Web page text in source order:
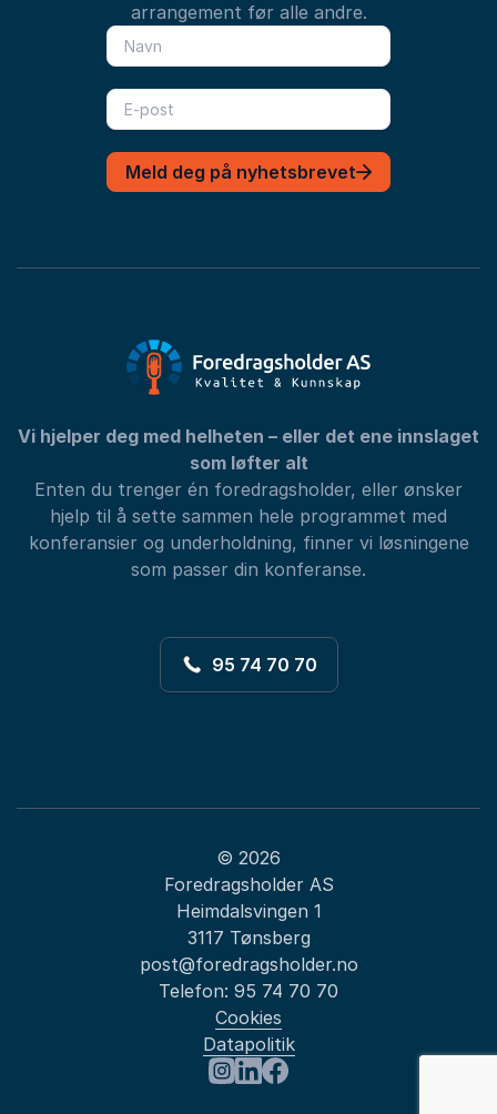
arrangement før alle andre.
Meld deg på nyhetsbrevet
Vi hjelper deg med helheten – eller det ene innslaget
som løfter alt
Enten du trenger én foredragsholder, eller ønsker
hjelp til å sette sammen hele programmet med
konferansier og underholdning, finner vi løsningene
som passer din konferanse.
95 74 70 70
© 2026
Foredragsholder AS
Heimdalsvingen 1
3117 Tønsberg
post@foredragsholder.no
Telefon: 95 74 70 70
Cookies
Datapolitik